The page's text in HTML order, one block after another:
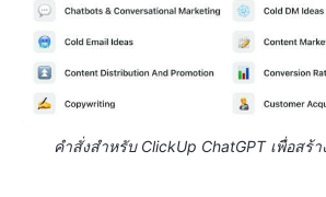
คำสั่งสำหรับ ClickUp ChatGPT เพื่อสร้